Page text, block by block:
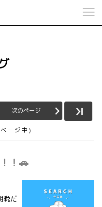
次のページ
ージ中)
！🚗
晩だ